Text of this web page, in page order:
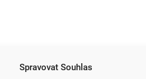
Spravovat Souhlas